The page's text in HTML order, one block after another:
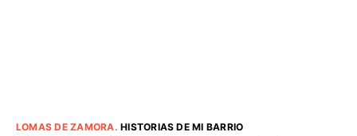
LOMAS DE ZAMORA.HISTORIAS DE MI BARRIO